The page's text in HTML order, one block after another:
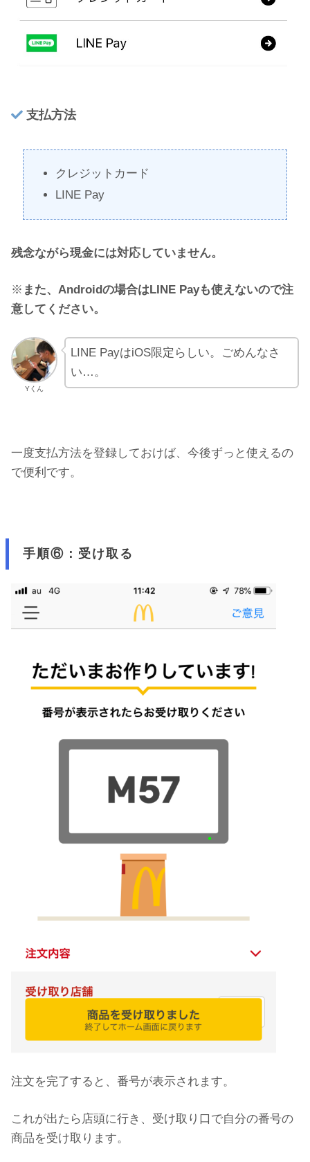
支払方法
クレジットカード
LINE Pay
残念ながら現金には対応していません。
※ また、Androidの場合はLINE Payも使えないので注
意してください。
Yくん
LINE PayはiOS限定らしい。ごめんなさ
い…。
一度支払方法を登録しておけば、今後ずっと使えるの
で便利です。
手順⑥：受け取る
注文を完了すると、番号が表示されます。
これが出たら店頭に行き、受け取り口で自分の番号の
商品を受け取ります。